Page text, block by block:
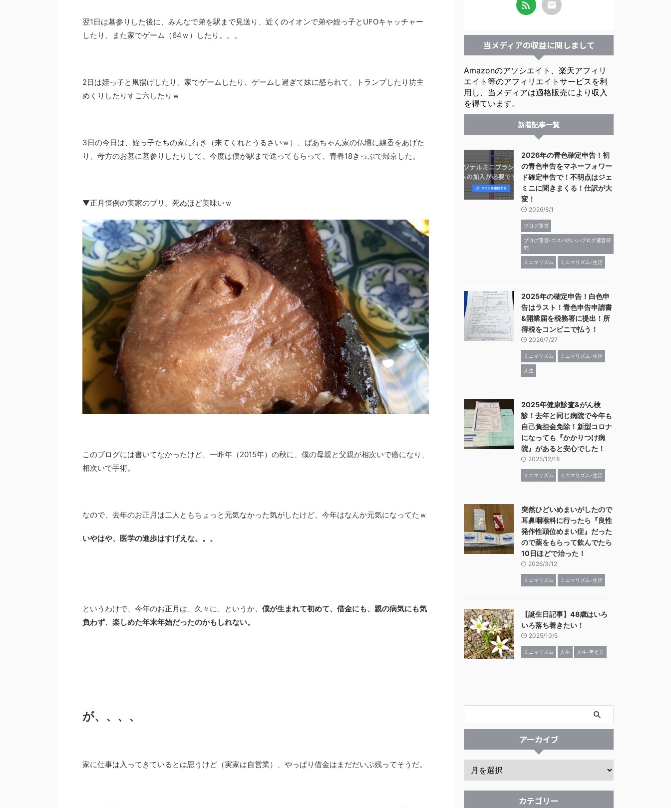
翌1日は墓参りした後に、みんなで弟を駅まで見送り、近くのイオンで弟や姪っ子とUFOキャッチャー
したり、また家でゲーム（64ｗ）したり。。。
2日は姪っ子と凧揚げしたり、家でゲームしたり、ゲームし過ぎて妹に怒られて、トランプしたり坊主
めくりしたりすご六したりｗ
3日の今日は、姪っ子たちの家に行き（来てくれとうるさいｗ）、ばあちゃん家の仏壇に線香をあげた
り、母方のお墓に墓参りしたりして、今度は僕が駅まで送ってもらって、青春18きっぷで帰京した。
▼正月恒例の実家のブリ。死ぬほど美味いｗ
このブログには書いてなかったけど、一昨年（2015年）の秋に、僕の母親と父親が相次いで癌になり、
相次いで手術。
なので、去年のお正月は二人ともちょっと元気なかった気がしたけど、今年はなんか元気になってたｗ
いやはや、医学の進歩はすげえな。。。
というわけで、今年のお正月は、久々に、というか、 僕が生まれて初めて、借金にも、親の病気にも気
負わず、楽しめた年末年始だったのかもしれない。
が、、、、
家に仕事は入ってきているとは思うけど（実家は自営業）、やっぱり借金はまだだいぶ残ってそうだ。
当メディアの収益に関しまして
Amazonのアソシエイト、楽天アフィリ
エイト等のアフィリエイトサービスを利
用し、当メディアは適格販売により収入
を得ています。
新着記事一覧
2026年の青色確定申告！初
の青色申告をマネーフォワー
ド確定申告で！不明点はジェ
ミニに聞きまくる！仕訳が大
変！
2026/8/1
ブログ運営
ブログ運営-コスパのいいブログ運営研
究
ミニマリズム ミニマリズム-生活
2025年の確定申告！白色申
告はラスト！青色申告申請書
&開業届を税務署に提出！所
得税をコンビニで払う！
2026/7/27
ミニマリズム ミニマリズム-生活
人生
2025年健康診査&がん検
診！去年と同じ病院で今年も
自己負担金免除！新型コロナ
になっても『かかりつけ病
院』があると安心でした！
2025/12/18
ミニマリズム ミニマリズム-生活
突然ひどいめまいがしたので
耳鼻咽喉科に行ったら『良性
発作性頭位めまい症』だった
ので薬をもらって飲んでたら
10日ほどで治った！
2026/3/12
ミニマリズム ミニマリズム-生活
【誕生日記事】48歳はいろ
いろ落ち着きたい！
2025/10/5
ミニマリズム 人生 人生-考え方
アーカイブ
カテゴリー